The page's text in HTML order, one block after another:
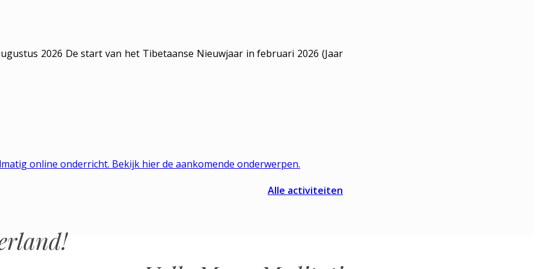
2026 De start van het Tibetaanse Nieuwjaar in februari 2026 (Jaar
online onderricht. Bekijk hier de aankomende onderwerpen.
Alle activiteiten